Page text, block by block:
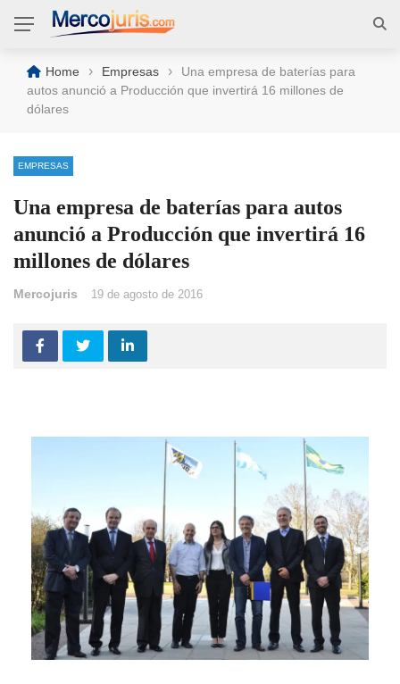
Home › Empresas ›
Una empresa de baterías para
autos anunció a Producción que invertirá 16 millones de
dólares
EMPRESAS
Una empresa de baterías para autos
anunció a Producción que invertirá 16
millones de dólares
Mercojuris 19 de agosto de 2016